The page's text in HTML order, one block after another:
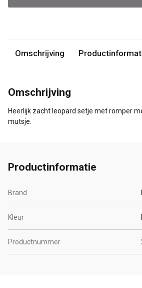
Omschrijving
Omschrijving
Heerlijk zacht leopard setje met romper
mutsje.
Productinformatie
Brand
Kleur
Productnummer